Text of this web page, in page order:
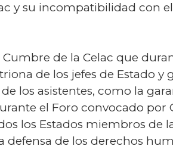
y su incompatibilidad con
de la Celac que
de los jefes de Estado y
los asistentes, como la
el Foro convocado por
los Estados miembros de
de los derechos